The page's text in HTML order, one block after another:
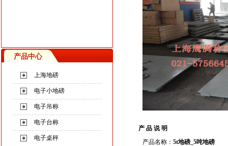
产品中心
上海地磅
电子小地磅
电子吊称
电子台称
电子桌秤
产 品 说 明
产品名称： 5t地磅_5吨地磅